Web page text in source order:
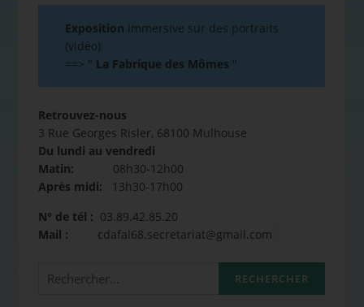
Exposition immersive sur des portraits
(vidéo)
==> " La Fabrique des Mômes "
Retrouvez-nous
3 Rue Georges Risler, 68100 Mulhouse
Du lundi au vendredi
Matin: 08h30-12h00
Après midi: 13h30-17h00
N° de tél : 03.89.42.85.20
Mail : cdafal68.secretariat@gmail.com